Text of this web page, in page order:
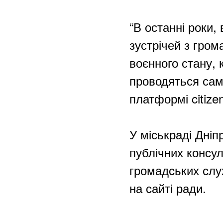
“В останні
зустрічей з
воєнного стану,
проводяться
платформі
У міськраді
публічних
громадських
на сайті ради.